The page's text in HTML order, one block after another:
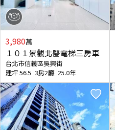
3,980萬
１０１景觀北醫電梯三房車
台北市信義區吳興街
建坪56.5 3房2廳 25.0年